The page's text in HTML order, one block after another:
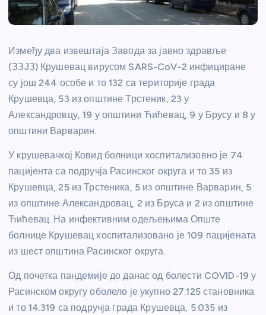
Између два извештаја Завода за јавно здравље
(ЗЗЈЗ) Крушевац вирусом SARS-CoV-2 инфициране
су још 244 особе и то 132 са територије града
Крушевца, 53 из општине Трстеник, 23 у
Александровцу, 19 у општини Ћићевац, 9 у Брусу и 8 у
општини Варварин.
У крушевачкој Ковид болници хоспитализовно је 74
пацијента са подручја Расинског округа и то 35 из
Крушевца, 25 из Трстеника, 5 из општине Варварин, 5
из општине Александровац, 2 из Бруса и 2 из општине
Ћићевац. На инфективним одељењима Опште
болнице Крушевац хоспитализовано је 109 пацијената
из шест општина Расинског округа.
Од почетка пандемије до данас од болести COVID-19 у
Расинском округу оболело је укупно 27.125 становника
и то 14.319 са подручја града Крушевца, 5.035 из